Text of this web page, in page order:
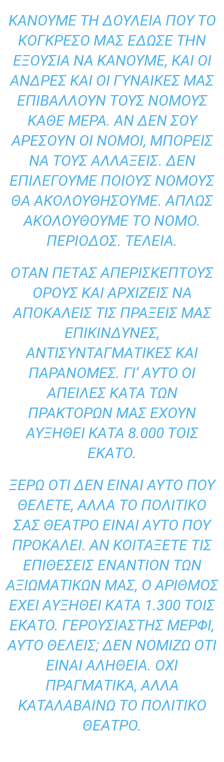
ΚΆΝΟΥΜΕ ΤΗ ΔΟΥΛΕΙΆ ΠΟΥ ΤΟ
ΚΟΓΚΡΈΣΟ ΜΑΣ ΈΔΩΣΕ ΤΗΝ
ΕΞΟΥΣΊΑ ΝΑ ΚΆΝΟΥΜΕ, ΚΑΙ ΟΙ
ΆΝΔΡΕΣ ΚΑΙ ΟΙ ΓΥΝΑΊΚΕΣ ΜΑΣ
ΕΠΙΒΆΛΛΟΥΝ ΤΟΥΣ ΝΌΜΟΥΣ
ΚΆΘΕ ΜΈΡΑ. ΑΝ ΔΕΝ ΣΟΥ
ΑΡΈΣΟΥΝ ΟΙ ΝΌΜΟΙ, ΜΠΟΡΕΊΣ
ΝΑ ΤΟΥΣ ΑΛΛΆΞΕΙΣ. ΔΕΝ
ΕΠΙΛΈΓΟΥΜΕ ΠΟΙΟΥΣ ΝΌΜΟΥΣ
ΘΑ ΑΚΟΛΟΥΘΉΣΟΥΜΕ. ΑΠΛΏΣ
ΑΚΟΛΟΥΘΟΎΜΕ ΤΟ ΝΌΜΟ.
ΠΕΡΊΟΔΟΣ. ΤΕΛΕΊΑ.
ΌΤΑΝ ΠΕΤΆΣ ΑΠΕΡΊΣΚΕΠΤΟΥΣ
ΌΡΟΥΣ ΚΑΙ ΑΡΧΊΖΕΙΣ ΝΑ
ΑΠΟΚΑΛΕΊΣ ΤΙΣ ΠΡΆΞΕΙΣ ΜΑΣ
ΕΠΙΚΊΝΔΥΝΕΣ,
ΑΝΤΙΣΥΝΤΑΓΜΑΤΙΚΈΣ ΚΑΙ
ΠΑΡΆΝΟΜΕΣ. ΓΙ’ ΑΥΤΌ ΟΙ
ΑΠΕΙΛΈΣ ΚΑΤΆ ΤΩΝ
ΠΡΑΚΤΌΡΩΝ ΜΑΣ ΈΧΟΥΝ
ΑΥΞΗΘΕΊ ΚΑΤΆ 8.000 ΤΟΙΣ
ΕΚΑΤΌ.
ΞΈΡΩ ΌΤΙ ΔΕΝ ΕΊΝΑΙ ΑΥΤΌ ΠΟΥ
ΘΈΛΕΤΕ, ΑΛΛΆ ΤΟ ΠΟΛΙΤΙΚΌ
ΣΑΣ ΘΈΑΤΡΟ ΕΊΝΑΙ ΑΥΤΌ ΠΟΥ
ΠΡΟΚΑΛΕΊ. ΑΝ ΚΟΙΤΆΞΕΤΕ ΤΙΣ
ΕΠΙΘΈΣΕΙΣ ΕΝΑΝΤΊΟΝ ΤΩΝ
ΑΞΙΩΜΑΤΙΚΏΝ ΜΑΣ, Ο ΑΡΙΘΜΌΣ
ΈΧΕΙ ΑΥΞΗΘΕΊ ΚΑΤΆ 1.300 ΤΟΙΣ
ΕΚΑΤΌ. ΓΕΡΟΥΣΙΑΣΤΉΣ ΜΈΡΦΙ,
ΑΥΤΌ ΘΈΛΕΙΣ; ΔΕΝ ΝΟΜΊΖΩ ΌΤΙ
ΕΊΝΑΙ ΑΛΉΘΕΙΑ. ΌΧΙ
ΠΡΑΓΜΑΤΙΚΆ, ΑΛΛΆ
ΚΑΤΑΛΑΒΑΊΝΩ ΤΟ ΠΟΛΙΤΙΚΌ
ΘΈΑΤΡΟ.